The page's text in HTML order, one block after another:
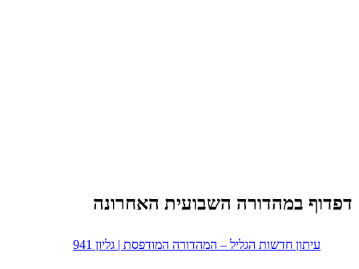
דפדוף במהדורה השבועית האחרונה
עיתון חדשות הגליל – המהדורה המודפסת | גליון 941